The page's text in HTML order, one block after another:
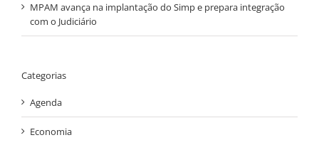
MPAM avança na implantação do Simp e prepara integração
com o Judiciário
Categorias
Agenda
Economia